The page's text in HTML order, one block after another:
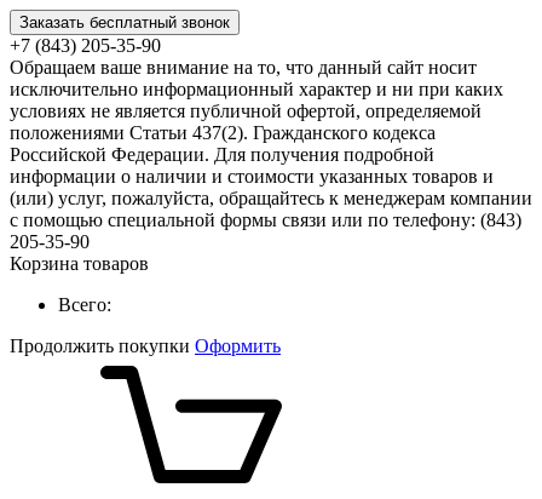
Заказать бесплатный звонок
+7 (843) 205-35-90
Обращаем ваше внимание на то, что данный сайт носит
исключительно информационный характер и ни при каких
условиях не является публичной офертой, определяемой
положениями Статьи 437(2). Гражданского кодекса
Российской Федерации. Для получения подробной
информации о наличии и стоимости указанных товаров и
(или) услуг, пожалуйста, обращайтесь к менеджерам компании
с помощью специальной формы связи или по телефону: (843)
205-35-90
Корзина товаров
Всего:
Продолжить покупки Оформить